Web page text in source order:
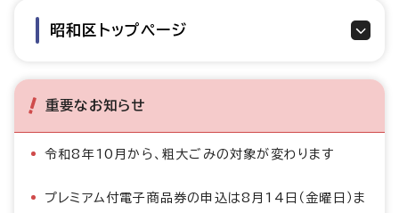
昭和区トップページ
重要なお知らせ
令和8年10月から、粗大ごみの対象が変わります
プレミアム付電子商品券の申込は8月14日（金曜日）ま